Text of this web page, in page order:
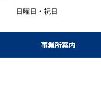
日曜日・祝日
事業所案内